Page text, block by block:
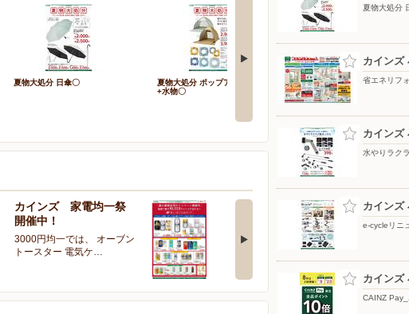
夏物大処分 日傘〇
夏物大処分 ポップアップテント
+水物〇
水やりラクラク 散水ノズル〇
カインズ 家電均一祭
開催中！
3000円均一では、 オーブン
トースター 電気ケ…
夏の酒類合同キャンペ
夏の酒類合同キャンペーン
開催中！ 抽選で最大…
夏物大処分
カインズ
省エネリフ
カインズ
水やりラク
カインズ
e-cycleリニ
カインズ
CAINZ